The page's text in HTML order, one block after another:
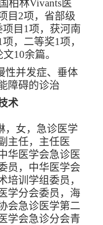
柏林Vivants医
目2项，省部级
目1项，获河南
，二等奖1项，
10余篇。
性并发症、垂体
障碍的诊治
术
，女，急诊医学
主任，主任医
华医学会急诊医
员，中华医学会
培训学组委员，
学分会委员，海
会急诊医学第二
学会急诊分会青